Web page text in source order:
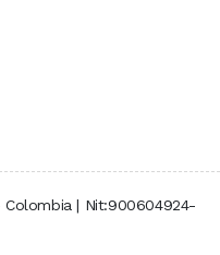
| Nit:900604924-